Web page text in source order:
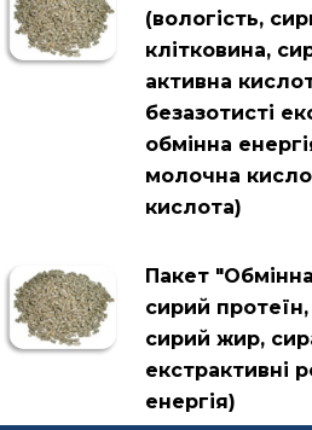
(вологість,
клітковина,
активна
безазотисті
обмінна
молочна
кислота)
Пакет
сирий
сирий жир,
екстрактивні
енергія)